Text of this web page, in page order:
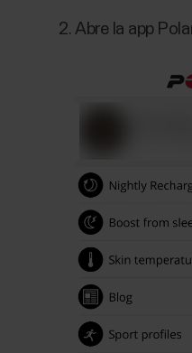
Abre la app